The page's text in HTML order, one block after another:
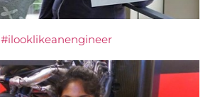
#ilooklikeanengineer